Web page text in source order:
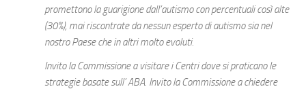
promettono la guarigione dall’autismo con percentuali così alte
(30%), mai riscontrate da nessun esperto di autismo sia nel
nostro Paese che in altri molto evoluti.
Invito la Commissione a visitare i Centri dove si praticano le
strategie basate sull’ ABA. Invito la Commissione a chiedere